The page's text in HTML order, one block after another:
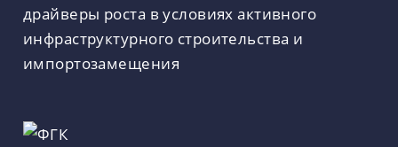
драйверы роста в условиях активного
инфраструктурного строительства и
импортозамещения